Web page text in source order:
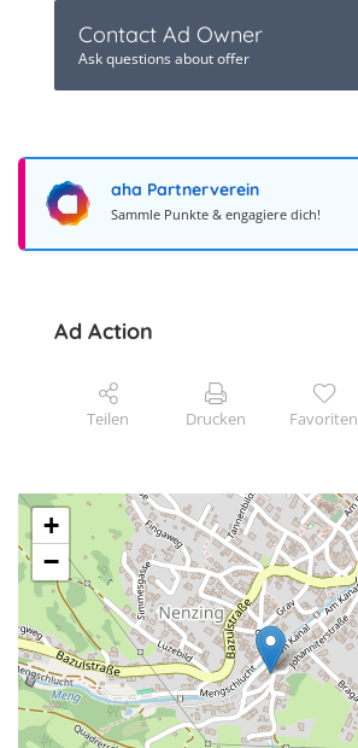
Contact Ad Owner
Ask questions about offer
aha Partnerverein
Sammle Punkte & engagiere dich!
Ad Action
Teilen Drucken Favoriten
+
−